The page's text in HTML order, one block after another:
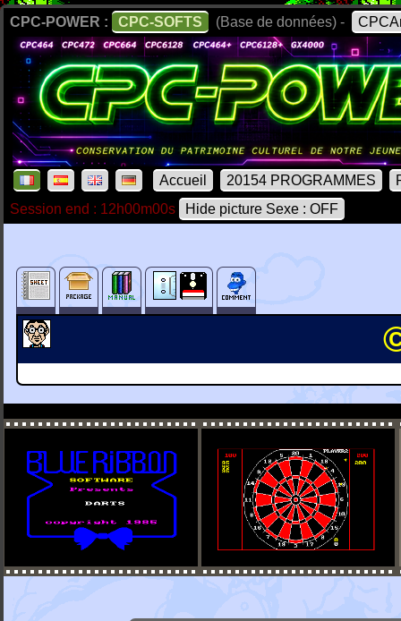
CPC-POWER : CPC-SOFTS (Base de données) -
Accueil 20154 PROGRAMMES
Session end : 12h00m00s
Hide picture Sexe : OFF